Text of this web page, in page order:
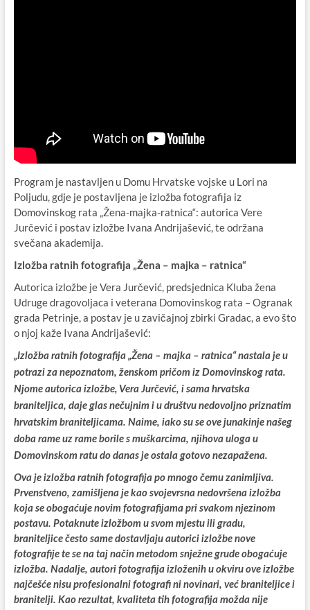
Program je nastavljen u Domu Hrvatske vojske u Lori na
Poljudu, gdje je postavljena je izložba fotografija iz
Domovinskog rata „Žena-majka-ratnica“: autorica Vere
Jurčević i postav izložbe Ivana Andrijašević, te održana
svečana akademija.
Izložba ratnih fotografija „Žena – majka – ratnica“
Autorica izložbe je Vera Jurčević, predsjednica Kluba žena
Udruge dragovoljaca i veterana Domovinskog rata – Ogranak
grada Petrinje, a postav je u zavičajnoj zbirki Gradac, a evo što
o njoj kaže Ivana Andrijašević:
„Izložba ratnih fotografija „Žena – majka – ratnica“ nastala je u
potrazi za nepoznatom, ženskom pričom iz Domovinskog rata.
Njome autorica izložbe, Vera Jurčević, i sama hrvatska
braniteljica, daje glas nečujnim i u društvu nedovoljno priznatim
hrvatskim braniteljicama. Naime, iako su se ove junakinje našeg
doba rame uz rame borile s muškarcima, njihova uloga u
Domovinskom ratu do danas je ostala gotovo nezapažena.
Ova je izložba ratnih fotografija po mnogo čemu zanimljiva.
Prvenstveno, zamišljena je kao svojevrsna nedovršena izložba
koja se obogaćuje novim fotografijama pri svakom njezinom
postavu. Potaknute izložbom u svom mjestu ili gradu,
braniteljice često same dostavljaju autorici izložbe nove
fotografije te se na taj način metodom snježne grude obogaćuje
izložba. Nadalje, autori fotografija izloženih u okviru ove izložbe
najčešće nisu profesionalni fotografi ni novinari, već braniteljice i
branitelji. Kao rezultat, kvaliteta tih fotografija možda nije